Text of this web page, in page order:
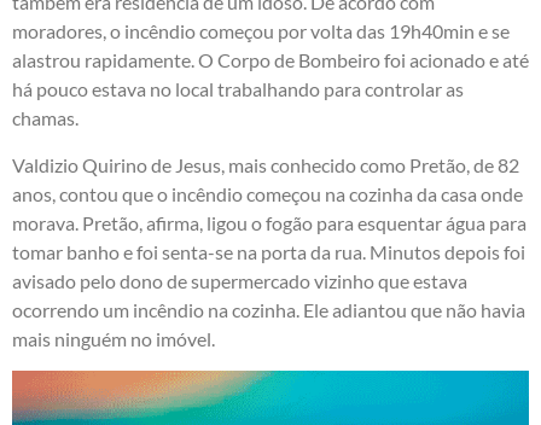
moradores, o incêndio começou por volta das 19h40min e se
alastrou rapidamente. O Corpo de Bombeiro foi acionado e até
há pouco estava no local trabalhando para controlar as
chamas.
Valdizio Quirino de Jesus, mais conhecido como Pretão, de 82
anos, contou que o incêndio começou na cozinha da casa onde
morava. Pretão, afirma, ligou o fogão para esquentar água para
tomar banho e foi senta-se na porta da rua. Minutos depois foi
avisado pelo dono de supermercado vizinho que estava
ocorrendo um incêndio na cozinha. Ele adiantou que não havia
mais ninguém no imóvel.